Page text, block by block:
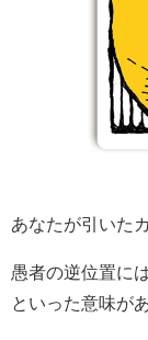
あなたが引いた
愚者の逆位置に
といった意味が